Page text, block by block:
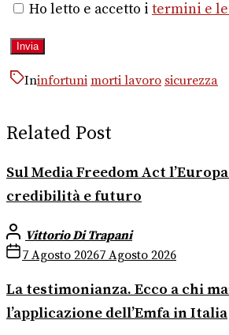
Ho letto e accetto i termini e
Ininfortuni morti lavoro sicurezza
Related Post
Sul Media Freedom Act
credibilità e futuro
Vittorio Di Trapani
7 Agosto 20267 Agosto 2026
La testimonianza. Ecco a chi
l’applicazione dell’Emfa in Italia